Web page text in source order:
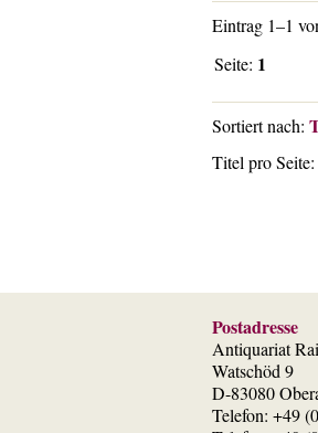
Eintrag 1–1
Seite: 1
Sortiert nach:
Titel pro Seite:
Postadresse
Antiquariat
Watschöd 9
D-83080
Telefon: +49